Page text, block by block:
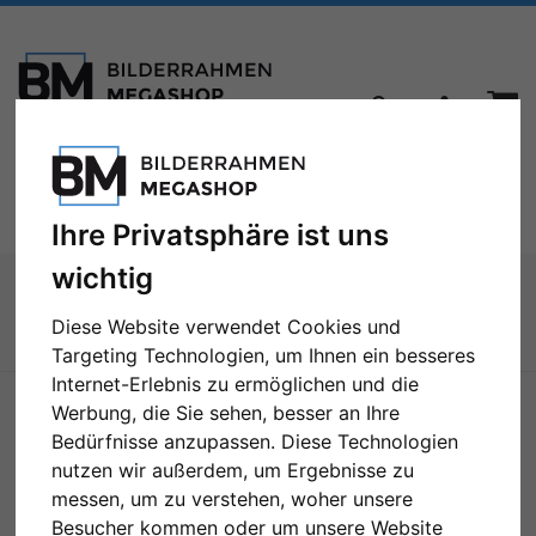
Ihre Privatsphäre ist uns
wichtig
Diese Website verwendet Cookies und
Targeting Technologien, um Ihnen ein besseres
Internet-Erlebnis zu ermöglichen und die
Werbung, die Sie sehen, besser an Ihre
Bedürfnisse anzupassen. Diese Technologien
nutzen wir außerdem, um Ergebnisse zu
messen, um zu verstehen, woher unsere
Besucher kommen oder um unsere Website
ToggleMenü
Sie sind hier: Bilderrahmen
FrameBox - Bilderrahmen für Trikots
Zur Übersicht